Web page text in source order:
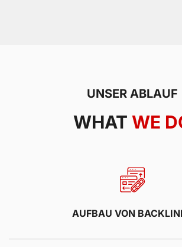
UNSER ABLAUF
WHAT WE
AUFBAU VON